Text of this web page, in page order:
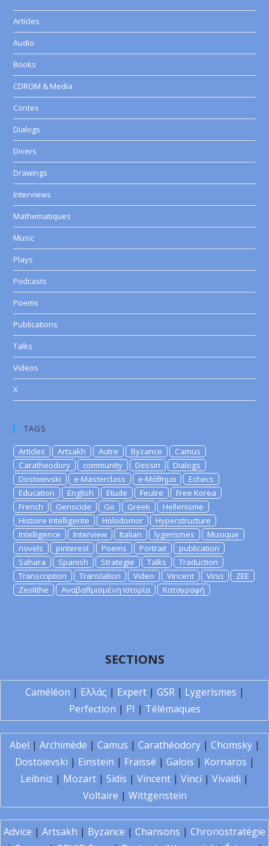
Articles
Audio
Books
CDROM & Media
Contes
Dialogs
Divers
Drawings
Interviews
Mathematiques
Music
Plays
Podcasts
Poems
Publications
Talks
Videos
X
TAGS
Articles Artsakh Autre Byzance
Camus
Caratheodory
community Dessin
Dialogs
Dostoievski
e-Masterclass e-Μάθημα
Echecs
Education
English Etude Feutre
Free Korea
French
Genocide Go Greek
Hellenisme
Histoire Intelligente
Holodomor
Hyperstructure
Intelligence
Interview Italian lygerismes
Musique
novels
pinterest Poems Portrait
publication
Sahara
Spanish Strategie Talks
Traduction
Transcription
Translation Video Vincent Vinci
ZEE
Zeolithe
Αναβαθμισμένη Ιστορία Καταγραφή
SECTIONS
Caméléon | Ελλάς | Expert| GSR| Lygerismes |
Perfection | PI | Télémaques
Abel | Archimède | Camus | Carathéodory| Chomsky|
Dostoïevski | Einstein | Fraïssé | Galois | Kornaros |
Leibniz | Mozart | Sidis | Vincent | Vinci | Vivaldi |
Voltaire | Wittgenstein
Advice | Artsakh | Byzance | Chansons | Chronostratégie